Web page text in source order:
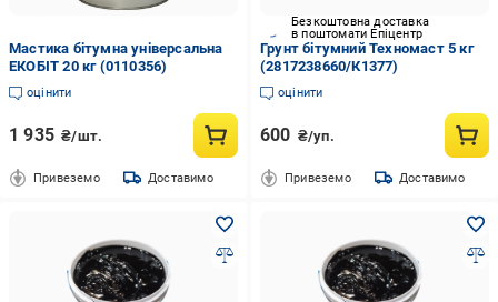
Мастика бітумна універсальна
ЕКОБІТ 20 кг (0110356)
оцінити
1 935 ₴/шт.
Привеземо Доставимо
Безкоштовна доставка
в поштомати Епіцентр
Грунт бітумний Техномаст 5 кг
(2817238660/К1377)
оцінити
600 ₴/уп.
Привеземо Доставимо